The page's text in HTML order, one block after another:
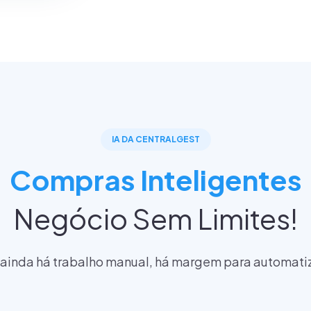
IA DA CENTRALGEST
Compras Inteligentes
Negócio Sem Limites!
há trabalho manual, há margem para